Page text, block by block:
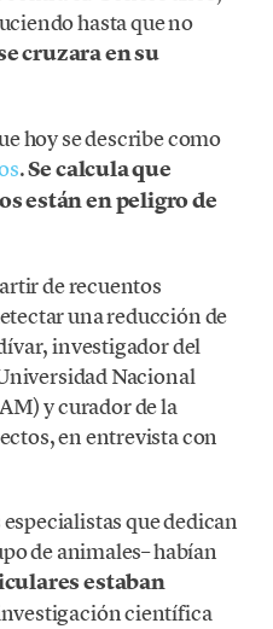
hasta que no
cruzara en su
hoy se describe como
.Se calcula que
están en peligro de
de recuentos
una reducción de
investigador del
Nacional
y curador de la
en entrevista con
que dedican
de animales– habían
estaban
científica